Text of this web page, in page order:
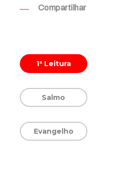
Compartilhar
1ª Leitura
Salmo
Evangelho